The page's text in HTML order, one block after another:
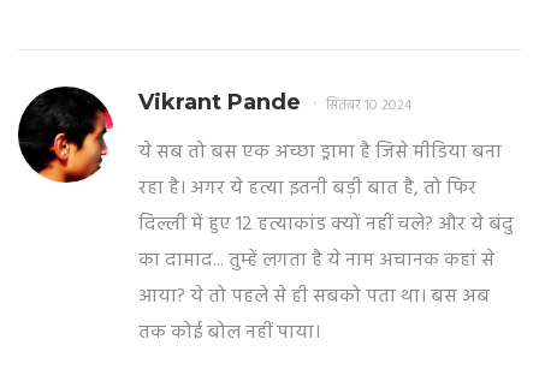
Vikrant Pande सितंबर 10 2024
ये सब तो बस एक अच्छा ड्रामा है जिसे मीडिया बना
रहा है। अगर ये हत्या इतनी बड़ी बात है, तो फिर
दिल्ली में हुए 12 हत्याकांड क्यों नहीं चले? और ये बंदु
का दामाद... तुम्हें लगता है ये नाम अचानक कहां से
आया? ये तो पहले से ही सबको पता था। बस अब
तक कोई बोल नहीं पाया।